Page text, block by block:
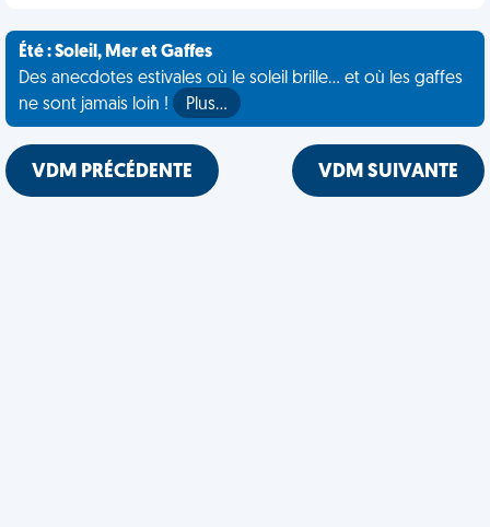
Été : Soleil, Mer et Gaffes
Des anecdotes estivales où le soleil brille... et où les gaffes
ne sont jamais loin !
Plus…
VDM PRÉCÉDENTE VDM SUIVANTE